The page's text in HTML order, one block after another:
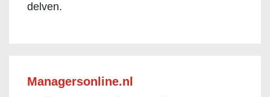
delven.
Managersonline.nl